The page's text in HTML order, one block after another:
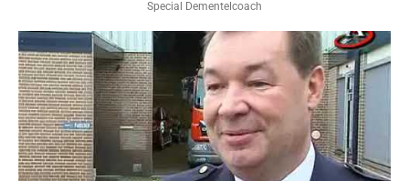
Special Dementelcoach